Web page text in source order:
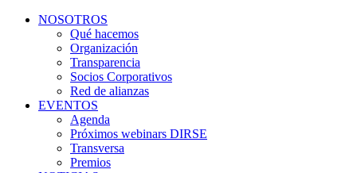
NOSOTROS
Qué hacemos
Organización
Transparencia
Socios Corporativos
Red de alianzas
EVENTOS
Agenda
Próximos webinars DIRSE
Transversa
Premios